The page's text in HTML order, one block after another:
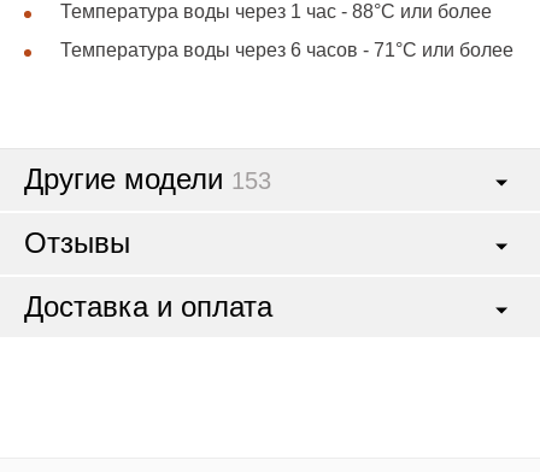
Температура воды через 1 час - 88°C или более
Температура воды через 6 часов - 71°C или более
Другие модели 153
Отзывы
Доставка и оплата